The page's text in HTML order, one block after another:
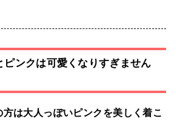
ピンクは可愛くなりすぎません
は大人っぽいピンクを美しく着こ